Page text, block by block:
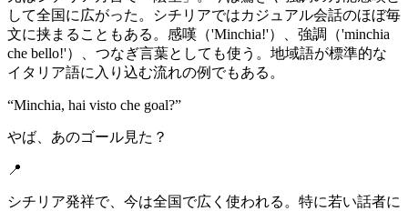
して全国に広がった。シチリアではカジュアル会話のほぼ毎
文に挟まることもある。感嘆（'Minchia!'）、強調（'minchia
che bello!'）、つなぎ言葉としても使う。地域語が標準的な
イタリア語に入り込む流れの例でもある。
“Minchia, hai visto che goal?”
やば、あのゴール見た？
📍
シチリア発祥で、今は全国で広く使われる。特に若い話者に